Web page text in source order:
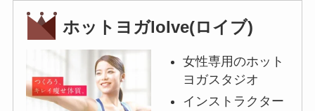
ホットヨガloIve(ロイブ)
女性専用のホット
ヨガスタジオ
インストラクター